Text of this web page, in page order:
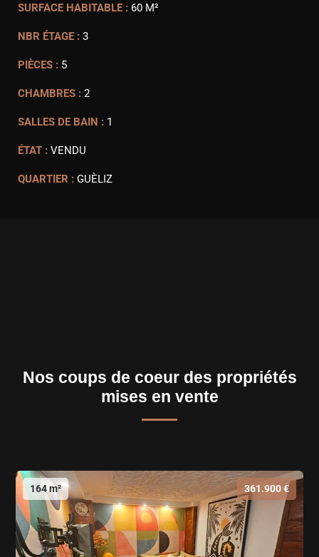
SURFACE HABITABLE : 60 M²
NBR ÉTAGE : 3
PIÈCES : 5
CHAMBRES : 2
SALLES DE BAIN : 1
ÉTAT : VENDU
QUARTIER : GUÈLIZ
Nos coups de coeur des propriétés
mises en vente
164 m² 361.900 €